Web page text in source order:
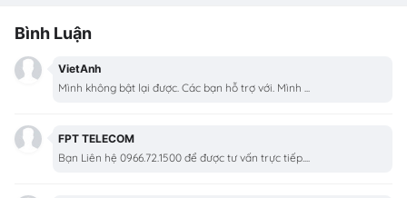
Bình Luận
VietAnh
Mình không bật lại được. Các bạn hỗ trợ với. Mình ...
FPT TELECOM
Bạn Liên hệ 0966.72.1500 để được tư vấn trực tiếp....